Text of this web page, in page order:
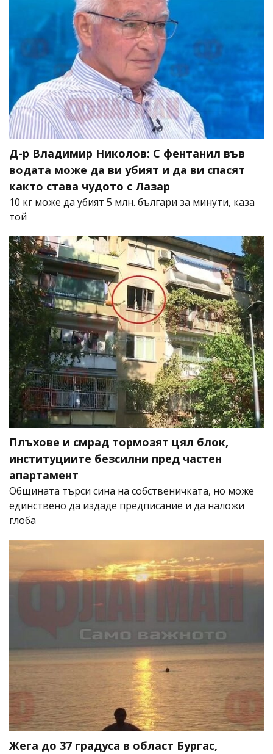
Д-р Владимир Николов: С фентанил във
водата може да ви убият и да ви спасят
както става чудото с Лазар
10 кг може да убият 5 млн. българи за минути, каза
той
Плъхове и смрад тормозят цял блок,
институциите безсилни пред частен
апартамент
Общината търси сина на собственичката, но може
единствено да издаде предписание и да наложи
глоба
Жега до 37 градуса в област Бургас,